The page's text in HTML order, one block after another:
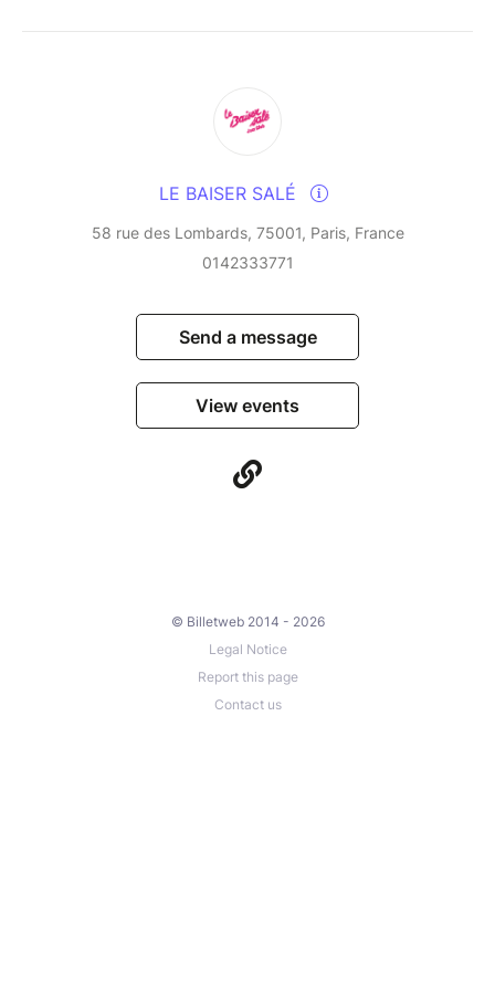
and modernity in a rare alchemy, fuelled by years of
uninterrupted musical dialogue.
LE BAISER SALÉ
58 rue des Lombards, 75001, Paris, France
0142333771
Send a message
View events
© Billetweb 2014 - 2026
Legal Notice
Report this page
Contact us